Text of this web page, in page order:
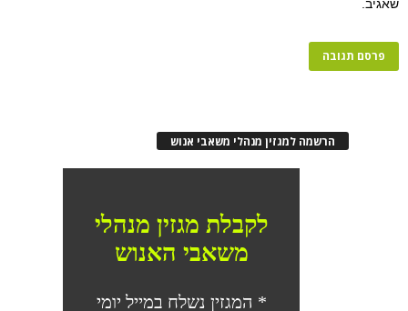
הרשמה למגזין מנהלי משאבי אנוש